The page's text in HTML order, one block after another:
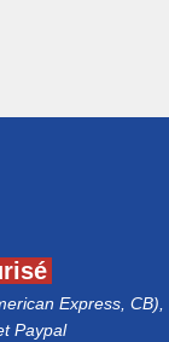
Express, CB),
Paypal